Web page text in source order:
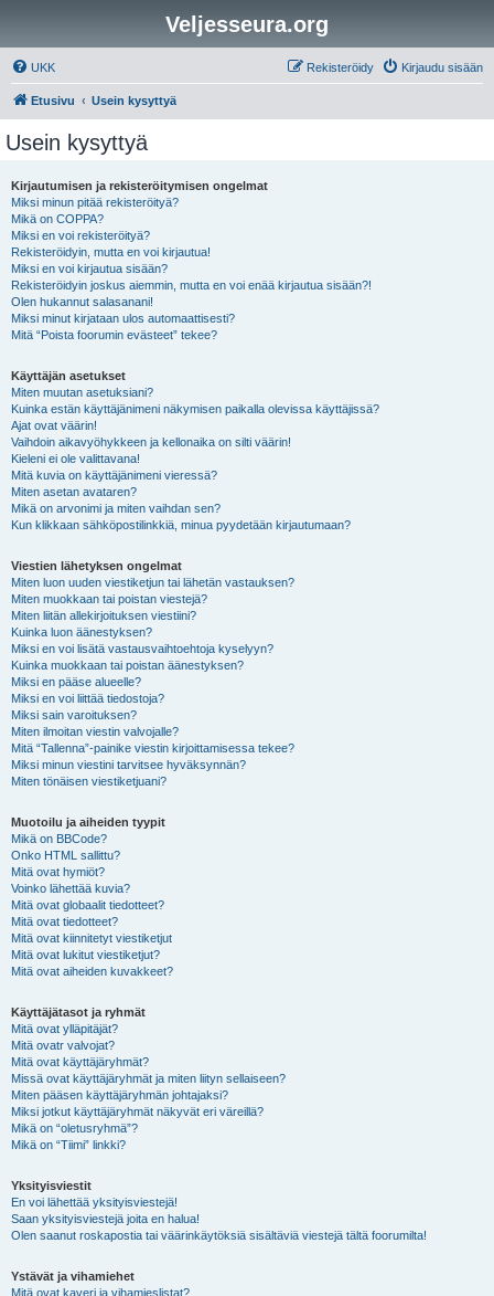
Veljesseura.org
UKK Kirjaudu sisään
Rekisteröidy
Etusivu Usein kysyttyä
Usein kysyttyä
Kirjautumisen ja rekisteröitymisen ongelmat
Miksi minun pitää rekisteröityä?
Mikä on COPPA?
Miksi en voi rekisteröityä?
Rekisteröidyin, mutta en voi kirjautua!
Miksi en voi kirjautua sisään?
Rekisteröidyin joskus aiemmin, mutta en voi enää kirjautua sisään?!
Olen hukannut salasanani!
Miksi minut kirjataan ulos automaattisesti?
Mitä “Poista foorumin evästeet” tekee?
Käyttäjän asetukset
Miten muutan asetuksiani?
Kuinka estän käyttäjänimeni näkymisen paikalla olevissa käyttäjissä?
Ajat ovat väärin!
Vaihdoin aikavyöhykkeen ja kellonaika on silti väärin!
Kieleni ei ole valittavana!
Mitä kuvia on käyttäjänimeni vieressä?
Miten asetan avataren?
Mikä on arvonimi ja miten vaihdan sen?
Kun klikkaan sähköpostilinkkiä, minua pyydetään kirjautumaan?
Viestien lähetyksen ongelmat
Miten luon uuden viestiketjun tai lähetän vastauksen?
Miten muokkaan tai poistan viestejä?
Miten liitän allekirjoituksen viestiini?
Kuinka luon äänestyksen?
Miksi en voi lisätä vastausvaihtoehtoja kyselyyn?
Kuinka muokkaan tai poistan äänestyksen?
Miksi en pääse alueelle?
Miksi en voi liittää tiedostoja?
Miksi sain varoituksen?
Miten ilmoitan viestin valvojalle?
Mitä “Tallenna”-painike viestin kirjoittamisessa tekee?
Miksi minun viestini tarvitsee hyväksynnän?
Miten tönäisen viestiketjuani?
Muotoilu ja aiheiden tyypit
Mikä on BBCode?
Onko HTML sallittu?
Mitä ovat hymiöt?
Voinko lähettää kuvia?
Mitä ovat globaalit tiedotteet?
Mitä ovat tiedotteet?
Mitä ovat kiinnitetyt viestiketjut
Mitä ovat lukitut viestiketjut?
Mitä ovat aiheiden kuvakkeet?
Käyttäjätasot ja ryhmät
Mitä ovat ylläpitäjät?
Mitä ovatr valvojat?
Mitä ovat käyttäjäryhmät?
Missä ovat käyttäjäryhmät ja miten liityn sellaiseen?
Miten pääsen käyttäjäryhmän johtajaksi?
Miksi jotkut käyttäjäryhmät näkyvät eri väreillä?
Mikä on “oletusryhmä”?
Mikä on “Tiimi” linkki?
Yksityisviestit
En voi lähettää yksityisviestejä!
Saan yksityisviestejä joita en halua!
Olen saanut roskapostia tai väärinkäytöksiä sisältäviä viestejä tältä foorumilta!
Ystävät ja vihamiehet
Mitä ovat kaveri ja vihamieslistat?